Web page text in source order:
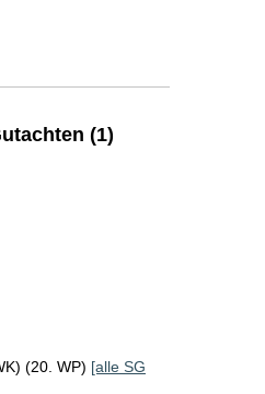
(1)
(20. WP) [alle SG